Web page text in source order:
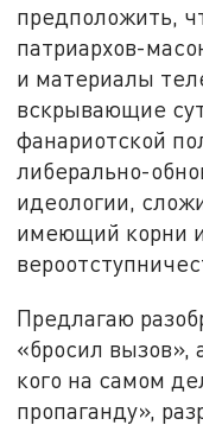
предположить,
патриархов-
и материалы
вскрывающие
фанариотской
либерально-
идеологии,
имеющий корни
Предлагаю
«бросил вызов»,
кого на самом
пропаганду»,